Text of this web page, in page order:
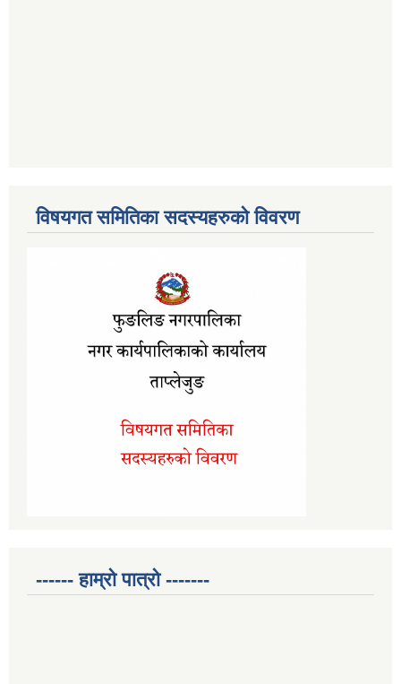
विषयगत समितिका सदस्यहरुको विवरण
------ हाम्रो पात्रो -------